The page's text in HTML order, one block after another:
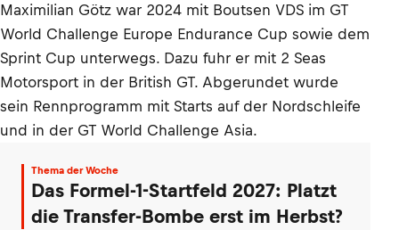
Maximilian Götz war 2024 mit Boutsen VDS im GT
World Challenge Europe Endurance Cup sowie dem
Sprint Cup unterwegs. Dazu fuhr er mit 2 Seas
Motorsport in der British GT. Abgerundet wurde
sein Rennprogramm mit Starts auf der Nordschleife
und in der GT World Challenge Asia.
Thema der Woche
Das Formel-1-Startfeld 2027: Platzt
die Transfer-Bombe erst im Herbst?